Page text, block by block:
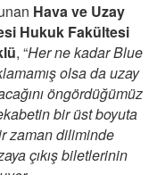
Hava ve Uzay
Hukuk Fakültesi
, “Her ne kadar Blue
olsa da uzay
öngördüğümüz
bir üst boyuta
zaman diliminde
çıkış biletlerinin